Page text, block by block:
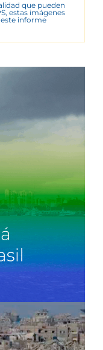
que pueden
estas imágenes
informe